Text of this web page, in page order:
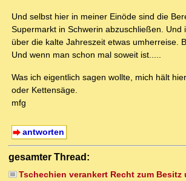
Und selbst hier in meiner Einöde sind die
Supermarkt in Schwerin abzuschließen.
über die kalte Jahreszeit etwas umherreise.
Und wenn man schon mal soweit ist.....
Was ich eigentlich sagen wollte, mich hält
oder Kettensäge.
mfg
antworten
gesamter Thread:
Tschechien verankert Recht zum